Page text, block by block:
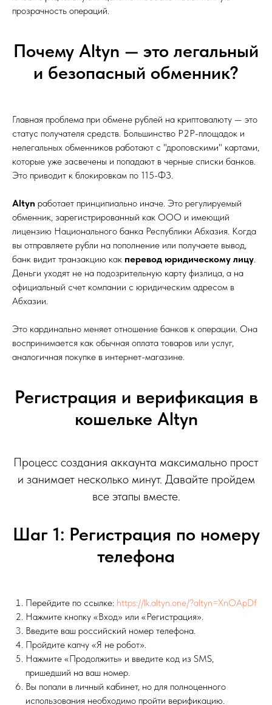
прозрачность операций.
Почему Altyn — это легальный
и безопасный обменник?
Главная проблема при обмене рублей на криптовалюту — это
статус получателя средств. Большинство P2P-площадок и
нелегальных обменников работают с "дроповскими" картами,
которые уже засвечены и попадают в черные списки банков.
Это приводит к блокировкам по 115-ФЗ.
Altyn работает принципиально иначе. Это регулируемый
обменник, зарегистрированный как ООО и имеющий
лицензию Национального банка Республики Абхазия. Когда
вы отправляете рубли на пополнение или получаете вывод,
банк видит транзакцию как перевод юридическому лицу
Деньги уходят не на подозрительную карту физлица, а на
официальный счет компании с юридическим адресом в
Абхазии.
Это кардинально меняет отношение банков к операции. Она
воспринимается как обычная оплата товаров или услуг,
аналогичная покупке в интернет-магазине.
Регистрация и верификация в
кошельке Altyn
Процесс создания аккаунта максимально прост
и занимает несколько минут. Давайте пройдем
все этапы вместе.
Шаг 1: Регистрация по номеру
телефона
Перейдите по ссылке: https://lk.altyn.one/?altyn=XnOApDf
Нажмите кнопку «Вход» или «Регистрация».
Введите ваш российский номер телефона.
Пройдите капчу «Я не робот».
Нажмите «Продолжить» и введите код из SMS,
пришедший на ваш номер.
Вы попали в личный кабинет, но для полноценного
использования необходимо пройти верификацию.